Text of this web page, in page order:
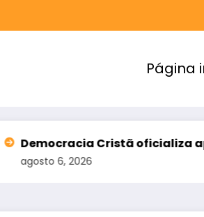
Página
Cristã oficializa apoio a Ciro